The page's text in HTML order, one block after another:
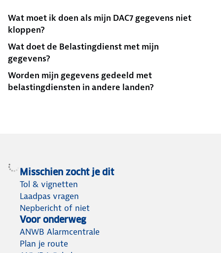
Wat moet ik doen als mijn DAC7 gegevens niet
kloppen?
Wat doet de Belastingdienst met mijn
gegevens?
Worden mijn gegevens gedeeld met
belastingdiensten in andere landen?
Misschien zocht je dit
Tol & vignetten
Laadpas vragen
Nepbericht of niet
Voor onderweg
ANWB Alarmcentrale
Plan je route